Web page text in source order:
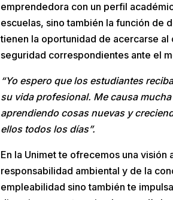
emprendedora con un perfil
escuelas, sino también la función de
tienen la oportunidad de acercarse
seguridad correspondientes ante el
“Yo espero que los estudiantes
su vida profesional. Me causa
aprendiendo cosas nuevas y
ellos todos los días”.
En la Unimet te ofrecemos una
responsabilidad ambiental y de la
empleabilidad sino también te